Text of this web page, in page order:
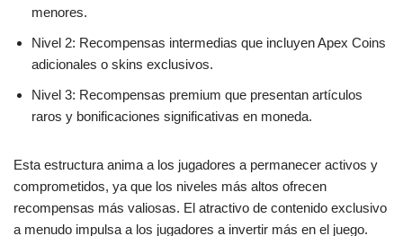
menores.
Nivel 2: Recompensas intermedias que incluyen Apex Coins
adicionales o skins exclusivos.
Nivel 3: Recompensas premium que presentan artículos
raros y bonificaciones significativas en moneda.
Esta estructura anima a los jugadores a permanecer activos y
comprometidos, ya que los niveles más altos ofrecen
recompensas más valiosas. El atractivo de contenido exclusivo
a menudo impulsa a los jugadores a invertir más en el juego.